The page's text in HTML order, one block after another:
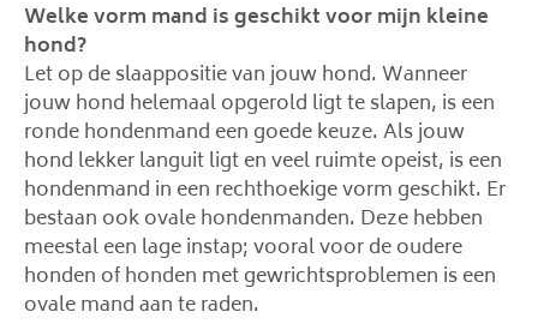
Welke vorm mand is geschikt voor mijn kleine
hond?
Let op de slaappositie van jouw hond. Wanneer
jouw hond helemaal opgerold ligt te slapen, is een
ronde hondenmand een goede keuze. Als jouw
hond lekker languit ligt en veel ruimte opeist, is een
hondenmand in een rechthoekige vorm geschikt. Er
bestaan ook ovale hondenmanden. Deze hebben
meestal een lage instap; vooral voor de oudere
honden of honden met gewrichtsproblemen is een
ovale mand aan te raden.